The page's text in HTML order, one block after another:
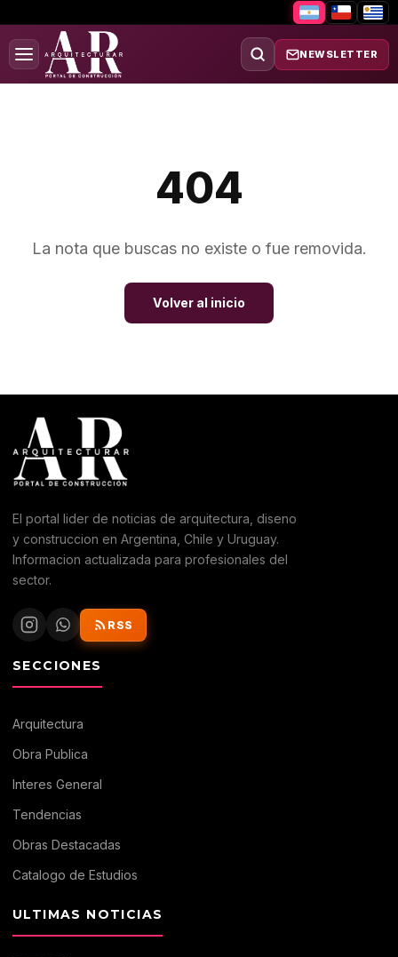
NEWSLETTER
404
La nota que buscas no existe o fue removida.
Volver al inicio
El portal lider de noticias de arquitectura, diseno
y construccion en Argentina, Chile y Uruguay.
Informacion actualizada para profesionales del
sector.
RSS
SECCIONES
Arquitectura
Obra Publica
Interes General
Tendencias
Obras Destacadas
Catalogo de Estudios
ULTIMAS NOTICIAS